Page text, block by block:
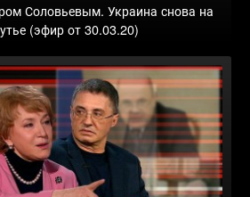
Соловьевым. Украина снова на
(эфир от 30.03.20)